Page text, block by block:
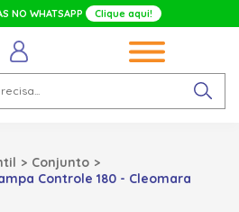
NO WHATSAPP Clique aqui!
Conjunto
Controle 180 - Cleomara